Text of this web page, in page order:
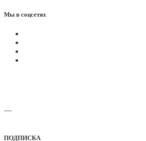
Мы в соцсетях
—
ПОДПИСКА